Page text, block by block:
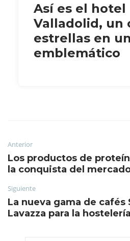
Así es el hotel
Valladolid, un
estrellas en
emblemático
Anterior
Los productos de
la conquista del
Siguiente
La nueva gama de cafés
Lavazza para la hostelería